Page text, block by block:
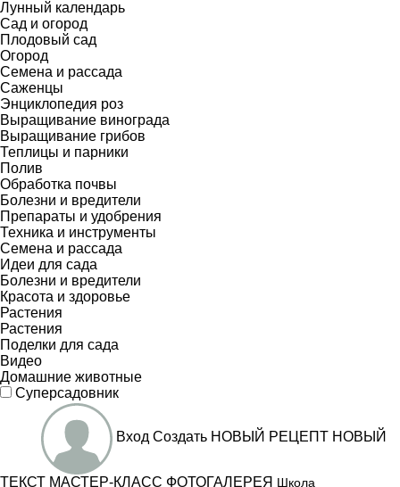
Лунный календарь
Сад и огород
Плодовый сад
Огород
Семена и рассада
Саженцы
Энциклопедия роз
Выращивание винограда
Выращивание грибов
Теплицы и парники
Полив
Обработка почвы
Болезни и вредители
Препараты и удобрения
Техника и инструменты
Семена и рассада
Идеи для сада
Болезни и вредители
Красота и здоровье
Растения
Растения
Поделки для сада
Видео
Домашние животные
Суперсадовник
Вход Создать НОВЫЙ РЕЦЕПТ НОВЫЙ
ТЕКСТ МАСТЕР-КЛАСС ФОТОГАЛЕРЕЯ Школа